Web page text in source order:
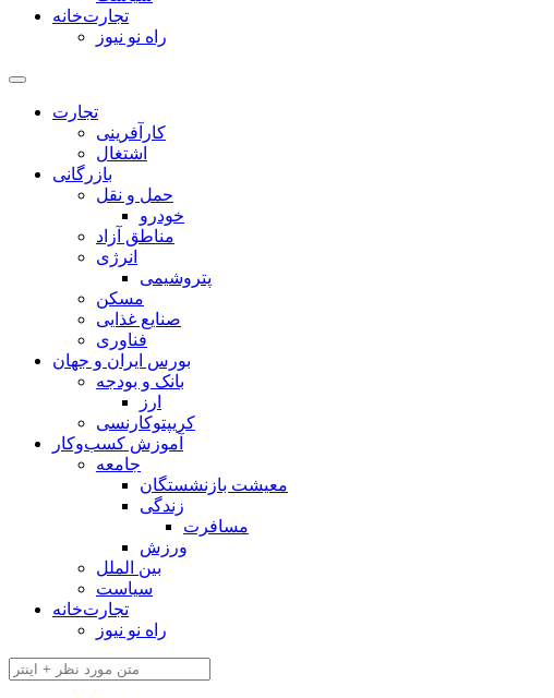
تجارت‌خانه
راه نو نیوز
تجارت
کارآفرینی
اشتغال
بازرگانی
حمل و نقل
خودرو
مناطق آزاد
انرژی
پتروشیمی
مسکن
صنایع غذایی
فناوری
بورس ایران و جهان
بانک و بودجه
ارز
کریپتوکارنسی
آموزش کسب‌وکار
جامعه
معیشت بازنشستگان
زندگی
مسافرت
ورزش
بین الملل
سیاست
تجارت‌خانه
راه نو نیوز